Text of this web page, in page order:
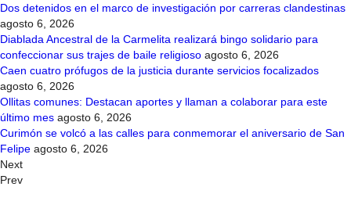
Dos detenidos en el marco de investigación por carreras clandestinas
agosto 6, 2026
Diablada Ancestral de la Carmelita realizará bingo solidario para
confeccionar sus trajes de baile religioso agosto 6, 2026
Caen cuatro prófugos de la justicia durante servicios focalizados
agosto 6, 2026
Ollitas comunes: Destacan aportes y llaman a colaborar para este
último mes agosto 6, 2026
Curimón se volcó a las calles para conmemorar el aniversario de San
Felipe agosto 6, 2026
Next
Prev